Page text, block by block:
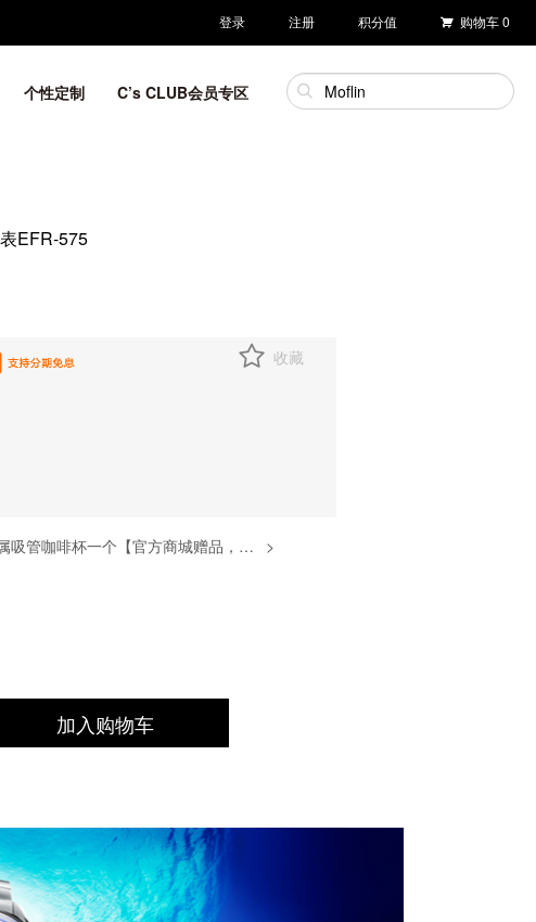
登录 注册 积分值 购物车0
个性定制 C’s CLUB会员专区
EFR-575
收藏
CASIO金属吸管咖啡杯一个【官方商城赠品，赠完为止】 >
加入购物车